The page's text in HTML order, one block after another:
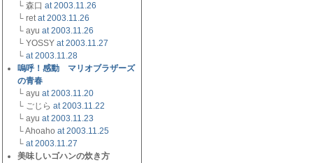
└ 森口 at 2003.11.26
└ retat 2003.11.26
└ ayu at 2003.11.26
└ YOSSY at 2003.11.27
└ at 2003.11.28
嗚呼！感動 マリオブラザーズ
の青春
└ ayu at 2003.11.20
└ ごじら at 2003.11.22
└ ayu at 2003.11.23
└ Ahoaho at 2003.11.25
└ at 2003.11.27
美味しいゴハンの炊き方